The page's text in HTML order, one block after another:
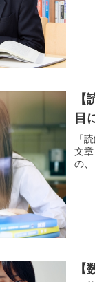
目
「
文
の